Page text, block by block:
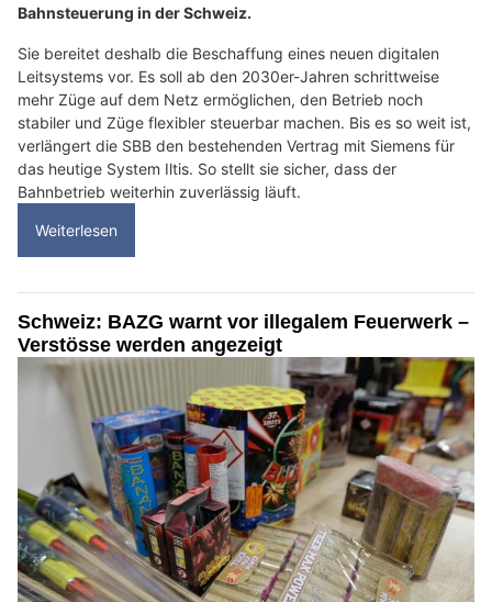
Bahnsteuerung in der Schweiz.
Sie bereitet deshalb die Beschaffung eines neuen digitalen
Leitsystems vor. Es soll ab den 2030er-Jahren schrittweise
mehr Züge auf dem Netz ermöglichen, den Betrieb noch
stabiler und Züge flexibler steuerbar machen. Bis es so weit ist,
verlängert die SBB den bestehenden Vertrag mit Siemens für
das heutige System Iltis. So stellt sie sicher, dass der
Bahnbetrieb weiterhin zuverlässig läuft.
Weiterlesen
Schweiz: BAZG warnt vor illegalem Feuerwerk –
Verstösse werden angezeigt